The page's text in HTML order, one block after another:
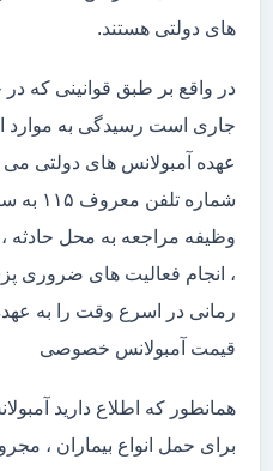
های دولتی هستند.
در واقع بر طبق قوانینی که
جاری است رسیدگی به موارد
عهده آمبولانس های دولتی می
شماره
وظیفه مراجعه به محل
، انجام فعالیت های ضروری
رمانی در اسرع وقت را به
قیمت آمبولانس خصوصی
همانطور که اطلاع دارید
برای حمل انواع بیماران ،